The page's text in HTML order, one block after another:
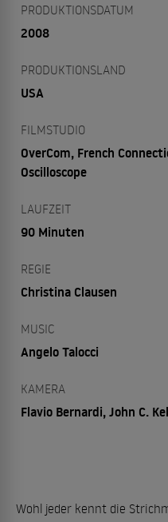
PRODUKTIONSDATUM
2008
PRODUKTIONSLAND
USA
FILMSTUDIO
OverCom, French
Oscilloscope
LAUFZEIT
90 Minuten
REGIE
Christina Clausen
MUSIC
Angelo Talocci
KAMERA
Flavio Bernardi, John C.
Wohl jeder kennt die